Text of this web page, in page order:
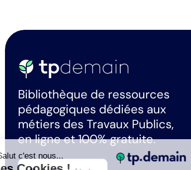
Bibliothèque de ressources
pédagogiques dédiées aux
métiers des Travaux Publics,
en ligne et 100% gratuite.
Salut c'est nous...